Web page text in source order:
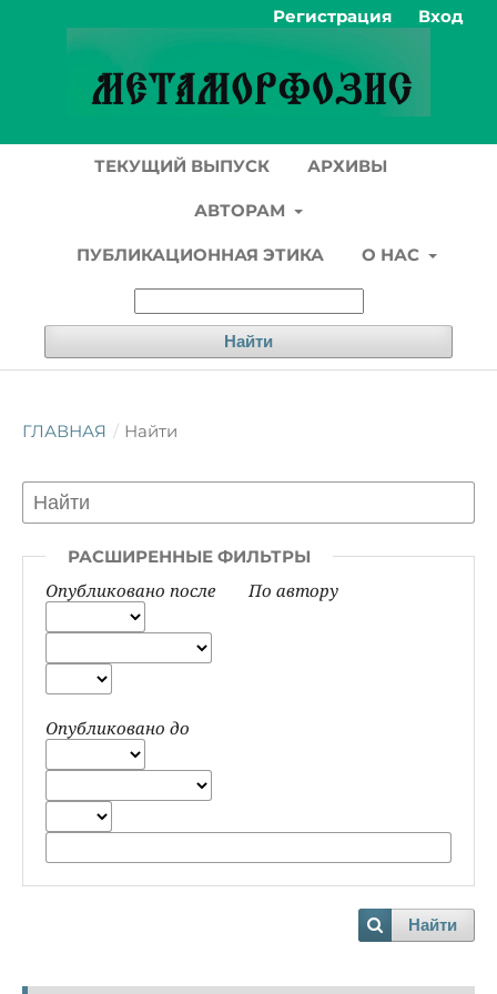
ТЕКУЩИЙ ВЫПУСК АРХИВЫ
АВТОРАМ
ПУБЛИКАЦИОННАЯ ЭТИКА О НАС
Найти
Регистрация Вход
ГЛАВНАЯ / Найти
РАСШИРЕННЫЕ ФИЛЬТРЫ
Опубликовано после
Опубликовано до
По автору
Найти